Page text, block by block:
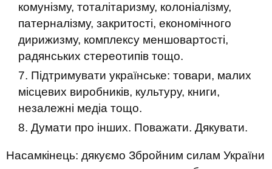
комунізму, тоталітаризму, колоніалізму,
патерналізму, закритості, економічного
дирижизму, комплексу меншовартості,
радянських стереотипів тощо.
Підтримувати українське: товари, малих
місцевих виробників, культуру, книги,
незалежні медіа тощо.
Думати про інших. Поважати. Дякувати.
Насамкінець: дякуємо Збройним силам України